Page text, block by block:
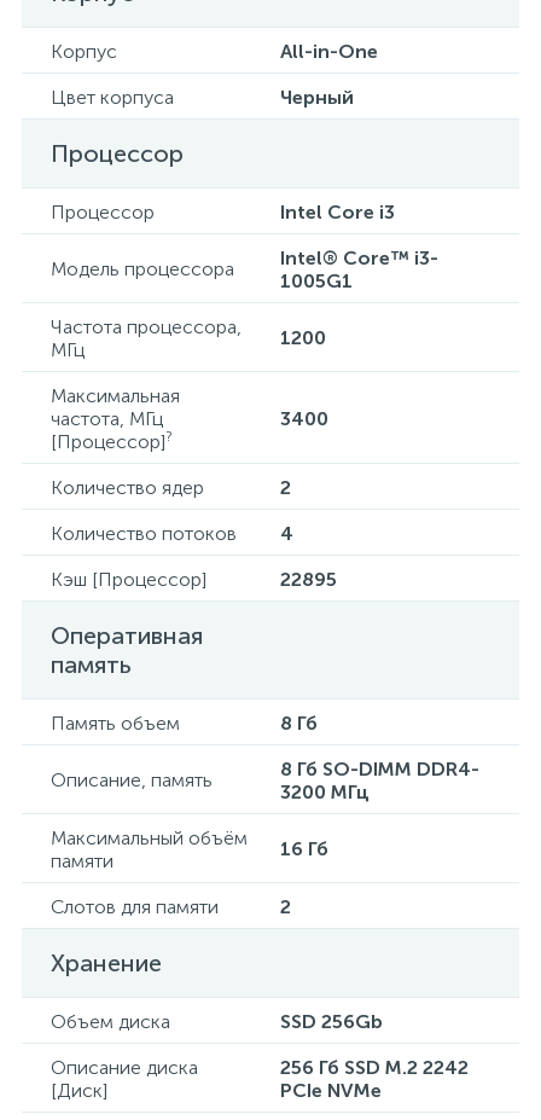
Корпус
All-in-One
Цвет корпуса
Черный
Процессор
Процессор Intel Core i3
Модель процессора
Intel® Core™ i3-
1005G1
Частота процессора,
МГц
1200
Максимальная
частота, МГц
[Процессор]?
3400
Количество ядер
2
Количество потоков
4
Кэш [Процессор]
22895
Оперативная
память
Память объем 8 Гб
Описание, память
8 Гб SO-DIMM DDR4-
3200 МГц
Максимальный объём
памяти
16 Гб
Слотов для памяти 2
Хранение
Объем диска
SSD 256Gb
Описание диска
[Диск]
256 Гб SSD M.2 2242
PCIe NVMe